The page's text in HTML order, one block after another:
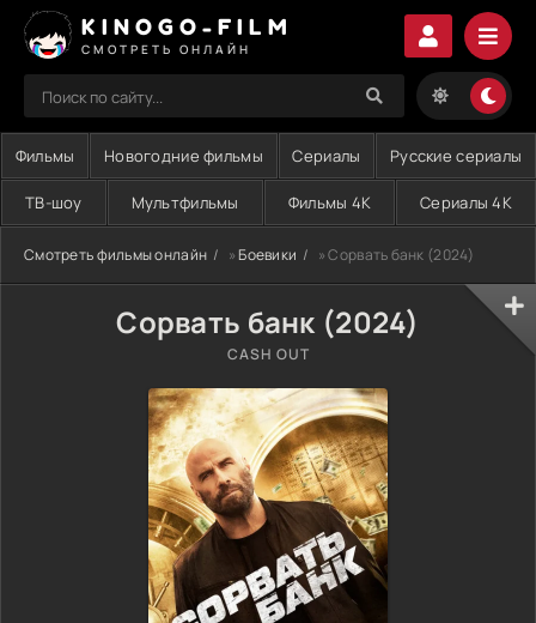
KINOGO-FILM
СМОТРЕТЬ ОНЛАЙН
Фильмы Новогодние фильмы Сериалы Русские сериалы
ТВ-шоу Мультфильмы Фильмы 4K Сериалы 4K
Смотреть фильмы онлайн »Боевики » Сорвать банк (2024)
Сорвать банк (2024)
CASH OUT